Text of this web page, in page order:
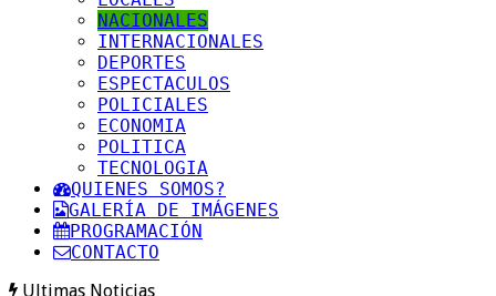
NACIONALES
INTERNACIONALES
DEPORTES
ESPECTACULOS
POLICIALES
ECONOMIA
POLITICA
TECNOLOGIA
QUIENES SOMOS?
GALERÍA DE IMÁGENES
PROGRAMACIÓN
CONTACTO
Ultimas Noticias